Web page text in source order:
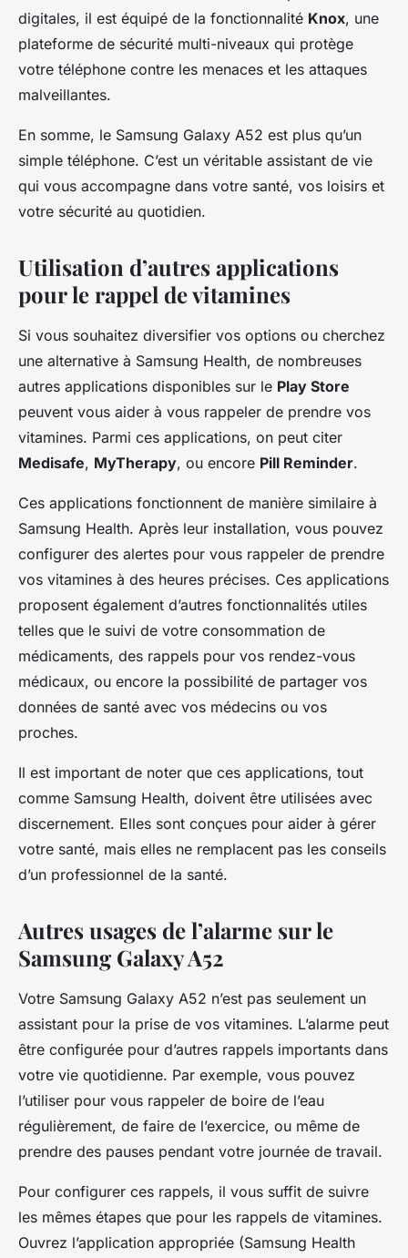
digitales, il est équipé de la fonctionnalité Knox, une
plateforme de sécurité multi-niveaux qui protège
votre téléphone contre les menaces et les attaques
malveillantes.
En somme, le Samsung Galaxy A52 est plus qu’un
simple téléphone. C’est un véritable assistant de vie
qui vous accompagne dans votre santé, vos loisirs et
votre sécurité au quotidien.
Utilisation d’autres applications
pour le rappel de vitamines
Si vous souhaitez diversifier vos options ou cherchez
une alternative à Samsung Health, de nombreuses
autres applications disponibles sur le Play Store
peuvent vous aider à vous rappeler de prendre vos
vitamines. Parmi ces applications, on peut citer
Medisafe, MyTherapy, ou encore Pill Reminder.
Ces applications fonctionnent de manière similaire à
Samsung Health. Après leur installation, vous pouvez
configurer des alertes pour vous rappeler de prendre
vos vitamines à des heures précises. Ces applications
proposent également d’autres fonctionnalités utiles
telles que le suivi de votre consommation de
médicaments, des rappels pour vos rendez-vous
médicaux, ou encore la possibilité de partager vos
données de santé avec vos médecins ou vos
proches.
Il est important de noter que ces applications, tout
comme Samsung Health, doivent être utilisées avec
discernement. Elles sont conçues pour aider à gérer
votre santé, mais elles ne remplacent pas les conseils
d’un professionnel de la santé.
Autres usages de l’alarme sur le
Samsung Galaxy A52
Votre Samsung Galaxy A52 n’est pas seulement un
assistant pour la prise de vos vitamines. L’alarme peut
être configurée pour d’autres rappels importants dans
votre vie quotidienne. Par exemple, vous pouvez
l’utiliser pour vous rappeler de boire de l’eau
régulièrement, de faire de l’exercice, ou même de
prendre des pauses pendant votre journée de travail.
Pour configurer ces rappels, il vous suffit de suivre
les mêmes étapes que pour les rappels de vitamines.
Ouvrez l’application appropriée (Samsung Health